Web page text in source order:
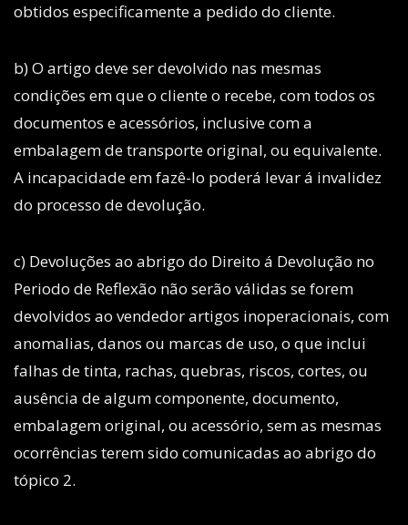
obtidos especificamente a pedido do cliente.
b) O artigo deve ser devolvido nas mesmas
condições em que o cliente o recebe, com todos os
documentos e acessórios, inclusive com a
embalagem de transporte original, ou equivalente.
A incapacidade em fazê-lo poderá levar á invalidez
do processo de devolução.
c) Devoluções ao abrigo do Direito á Devolução no
Periodo de Reflexão não serão válidas se forem
devolvidos ao vendedor artigos inoperacionais, com
anomalias, danos ou marcas de uso, o que inclui
falhas de tinta, rachas, quebras, riscos, cortes, ou
ausência de algum componente, documento,
embalagem original, ou acessório, sem as mesmas
ocorrências terem sido comunicadas ao abrigo do
tópico 2.